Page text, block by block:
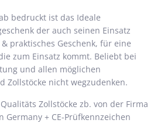
bedruckt ist das Ideale
der auch seinen Einsatz
praktisches Geschenk, für eine
zum Einsatz kommt. Beliebt bei
und allen möglichen
Zollstöcke nicht wegzudenken.
Zollstöcke zb. von der Firma
Germany + CE-Prüfkennzeichen